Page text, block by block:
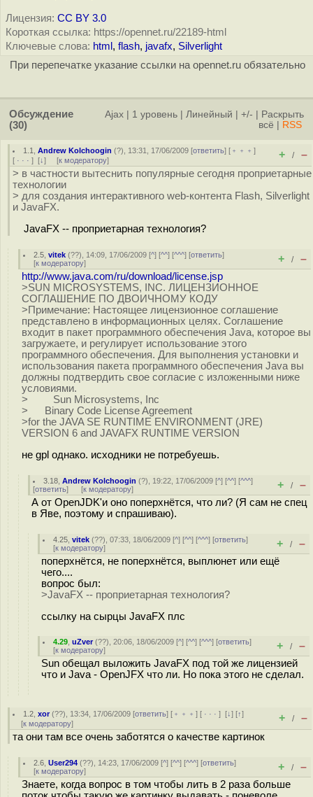
Лицензия: CC BY 3.0
Короткая ссылка: https://opennet.ru/22189-html
Ключевые слова: html , flash, javafx, Silverlight
При перепечатке указание ссылки на opennet.ru обязательно
Обсуждение
(30)
Ajax 1 уровень Линейный +/-
Раскрыть
всё
RSS
1.1 ,Andrew Kolchoogin (?), 13:31, 17/06/2009 [ответить] [ ﹢﹢﹢]
[ · · · ] [↓] [к модератору] + / –
> в частности вытеснить популярные сегодня проприетарные
технологии
> для создания интерактивного web-контента Flash, Silverlight
и JavaFX.
JavaFX -- проприетарная технология?
2.5 ,vitek (??), 14:09, 17/06/2009 [^] [^^] [^^^] [ответить]
[к модератору] + / –
http://www.java.com/ru/download/license.jsp
>SUN MICROSYSTEMS, INC. ЛИЦЕНЗИОННОЕ
СОГЛАШЕНИЕ ПО ДВОИЧНОМУ КОДУ
>Примечание: Настоящее лицензионное соглашение
представлено в информационных целях. Соглашение
входит в пакет программного обеспечения Java, которое вы
загружаете, и регулирует использование этого
программного обеспечения. Для выполнения установки и
использования пакета программного обеспечения Java вы
должны подтвердить свое согласие с изложенными ниже
условиями.
> Sun Microsystems, Inc
> Binary Code License Agreement
>for the JAVA SE RUNTIME ENVIRONMENT (JRE)
VERSION 6 and JAVAFX RUNTIME VERSION
не gpl однако. исходники не потребуешь.
3.18 ,Andrew Kolchoogin (?), 19:22, 17/06/2009 [^] [^^] [^^^]
[ответить] [к модератору] + / –
А от OpenJDK'и оно поперхнётся, что ли? (Я сам не спец
в Яве, поэтому и спрашиваю).
4.25 ,vitek (??), 07:33, 18/06/2009 [^] [^^] [^^^] [ответить]
[к модератору] + / –
поперхнётся, не поперхнётся, выплюнет или ещё
чего....
вопрос был:
>JavaFX -- проприетарная технология?
ссылку на сырцы JavaFX плс
4.29 ,uZver(??), 20:06, 18/06/2009 [^] [^^] [^^^] [ответить]
[к модератору] + / –
Sun обещал выложить JavaFX под той же лицензией
что и Java - OpenJFX что ли. Но пока этого не сделал.
1.2 ,xor(??), 13:34, 17/06/2009 [ответить] [ ﹢﹢﹢] [ · · ·][↓] [↑]
[к модератору] + / –
та они там все очень заботятся о качестве картинок
2.6 ,User294 (??), 14:23, 17/06/2009 [^] [^^] [^^^] [ответить]
[к модератору] + / –
Знаете, когда вопрос в том чтобы лить в 2 раза больше